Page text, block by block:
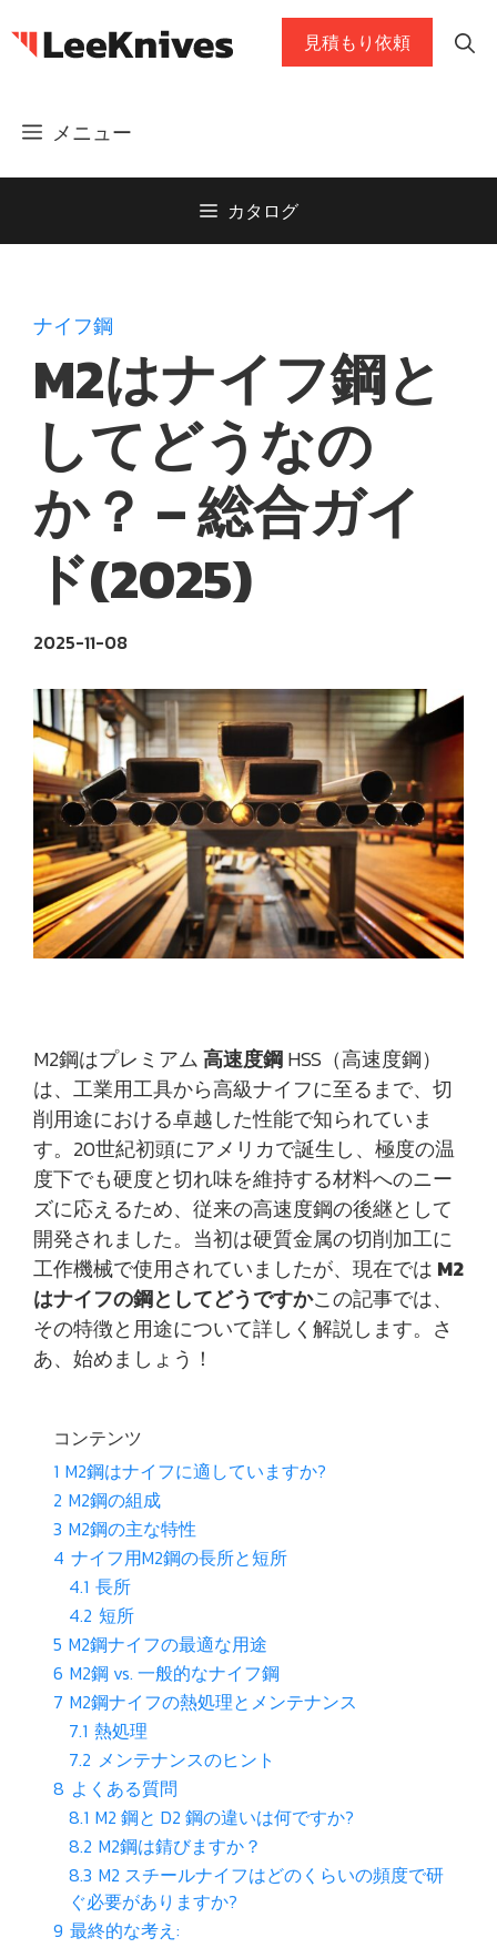
ン
ッ
メニュー
見積もり依頼
カタログ
ナイフ鋼
M2はナイフ鋼と
してどうなの
か？ – 総合ガイ
ド(2025)
2025-11-08
M2鋼はプレミアム高速度鋼HSS（高速度鋼）
は、工業用工具から高級ナイフに至るまで、切
削用途における卓越した性能で知られていま
す。20世紀初頭にアメリカで誕生し、極度の温
度下でも硬度と切れ味を維持する材料へのニー
ズに応えるため、従来の高速度鋼の後継として
開発されました。当初は硬質金属の切削加工に
工作機械で使用されていましたが、現在では M2
はナイフの鋼としてどうですかこの記事では、
その特徴と用途について詳しく解説します。さ
あ、始めましょう！
コンテンツ
1 M2鋼はナイフに適していますか?
2 M2鋼の組成
3 M2鋼の主な特性
4 ナイフ用M2鋼の長所と短所
4.1 長所
4.2 短所
5 M2鋼ナイフの最適な用途
6 M2鋼 vs. 一般的なナイフ鋼
7 M2鋼ナイフの熱処理とメンテナンス
7.1 熱処理
7.2 メンテナンスのヒント
8 よくある質問
8.1 M2 鋼と D2 鋼の違いは何ですか?
8.2 M2鋼は錆びますか？
8.3 M2 スチールナイフはどのくらいの頻度で研
ぐ必要がありますか?
9 最終的な考え: